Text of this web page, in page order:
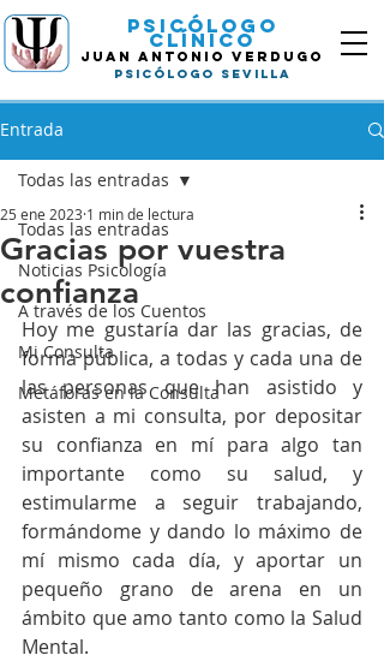
Psicólogo
Clínico
Juan Antonio Verdugo
Psicólogo Sevilla
Entrada
Todas las entradas
Noticias Psicología
A través de los Cuentos
Mi Consulta
Metáforas en la Consulta
Todas las entradas
Gracias por vuestra
confianza
25 ene 2023 1 min de lectura
Hoy me gustaría dar las gracias, de
forma pública, a todas y cada una de
las personas que han asistido y
asisten a mi consulta, por depositar
su confianza en mí para algo tan
importante como su salud, y
estimularme a seguir trabajando,
formándome y dando lo máximo de
mí mismo cada día, y aportar un
pequeño grano de arena en un
ámbito que amo tanto como la Salud
Mental.